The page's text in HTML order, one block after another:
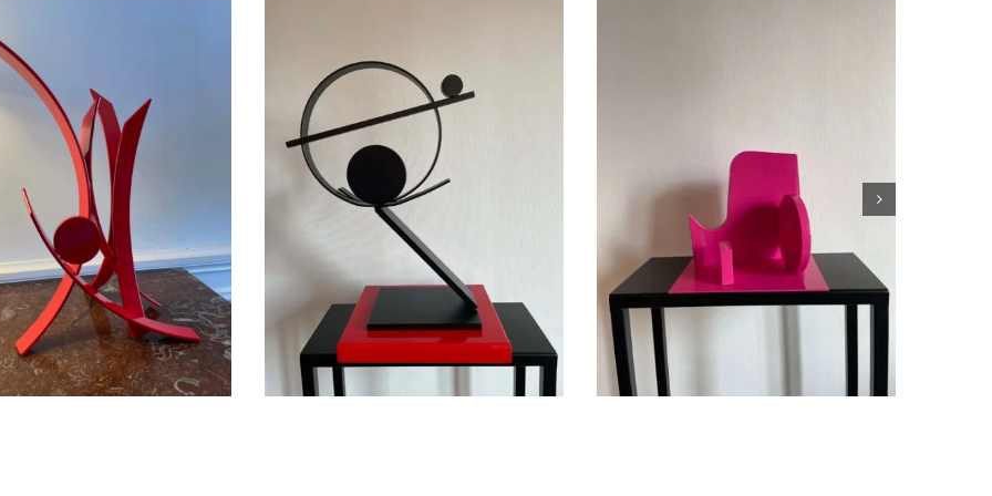
« L’équilibre dans le
Cosmos. C’est la fête !… »
Sculptures
BARBIE de « KEN &
BARBIE »
Sculptures
KEN de « KEN &
BARBIE »
Sculptures